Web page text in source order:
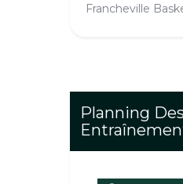
Francheville
Planning Des